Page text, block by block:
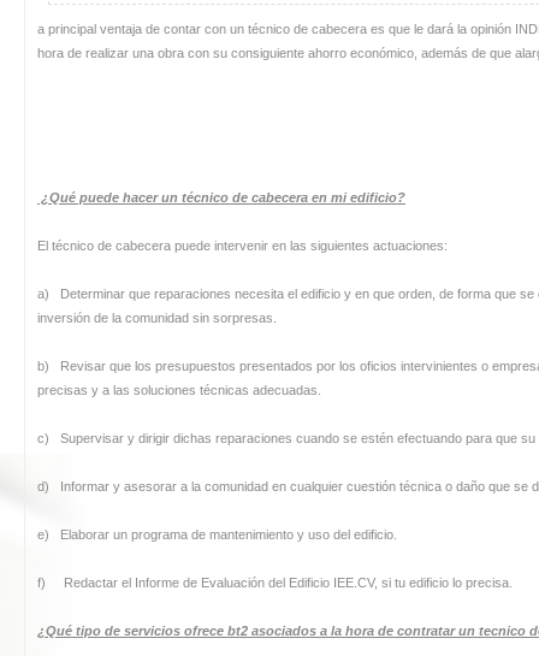
a principal ventaja de contar con un técnico de cabecera es que le dará la opinión
hora de realizar una obra con su consiguiente ahorro económico, además de que
¿Qué puede hacer un técnico de cabecera en mi edificio?
El técnico de cabecera puede intervenir en las siguientes actuaciones:
a) Determinar que reparaciones necesita el edificio y en que orden, de forma que
inversión de la comunidad sin sorpresas.
b) Revisar que los presupuestos presentados por los oficios intervinientes o
precisas y a las soluciones técnicas adecuadas.
c) Supervisar y dirigir dichas reparaciones cuando se estén efectuando para que
d) Informar y asesorar a la comunidad en cualquier cuestión técnica o daño que se
e) Elaborar un programa de mantenimiento y uso del edificio.
f) Redactar el Informe de Evaluación del Edificio IEE.CV, si tu edificio lo precisa.
¿Qué tipo de servicios ofrece bt2 asociados a la hora de contratar un tecnico